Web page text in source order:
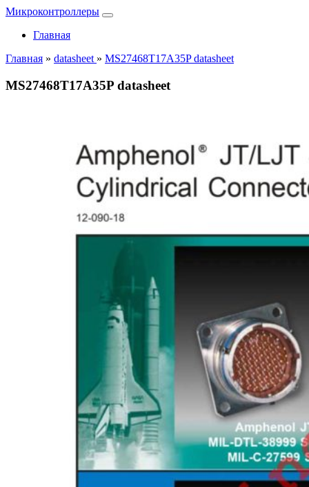
Микроконтроллеры
Главная
Главная » datasheet » MS27468T17A35P datasheet
MS27468T17A35P datasheet